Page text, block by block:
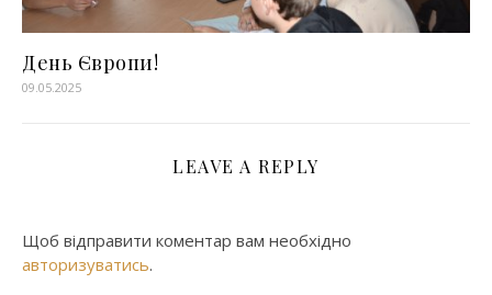
День Європи!
09.05.2025
LEAVE A REPLY
Щоб відправити коментар вам необхідно
авторизуватись.